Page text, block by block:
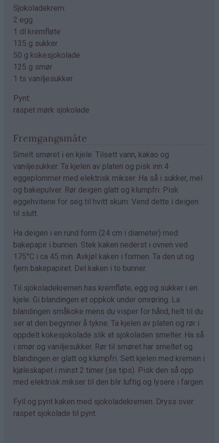
Sjokoladekrem:
2 egg
1 dl kremfløte
135 g sukker
50 g kokesjokolade
125 g smør
1 ts vaniljesukker
Pynt:
raspet mørk sjokolade
Fremgangsmåte
Smelt smøret i en kjele. Tilsett vann, kakao og
vaniljesukker. Ta kjelen av platen og pisk inn 4
eggeplommer med elektrisk mikser. Ha så i sukker, mel
og bakepulver. Rør deigen glatt og klumpfri. Pisk
eggehvitene for seg til hvitt skum. Vend dette i deigen
til slutt.
Ha deigen i en rund form (24 cm i diameter) med
bakepapir i bunnen. Stek kaken nederst i ovnen ved
175°C i ca 45 min. Avkjøl kaken i formen. Ta den ut og
fjern bakepapiret. Del kaken i to bunner.
Til sjokoladekremen has kremfløte, egg og sukker i en
kjele. Gi blandingen et oppkok under omrøring. La
blandingen småkoke mens du visper for hånd, helt til du
ser at den begynner å tykne. Ta kjelen av platen og rør i
oppdelt kokesjokolade slik at sjokoladen smelter. Ha så
i smør og vaniljesukker. Rør til smøret har smeltet og
blandingen er glatt og klumpfri. Sett kjelen med kremen i
kjøleskapet i minst 2 timer (se tips). Pisk den så opp
med elektrisk mikser til den blir luftig og lysere i fargen.
Fyll og pynt kaken med sjokoladekremen. Dryss over
raspet sjokolade til pynt.